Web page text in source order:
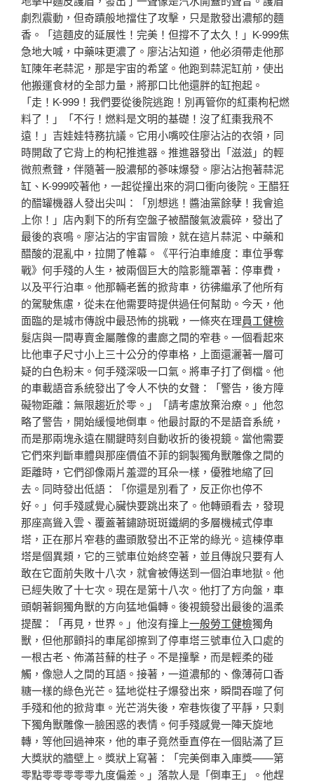
劇烈震動，但奇蹟般地擋住了攻擊，只是散發出濃郁的麵
香。「這麵皮的延展性！完美！但撐不了太久！」K-999焦
急地大喊，中藥味更濃了。廖沾沾知道，他必須帶走他那
缸陳年老蒜泥，那是宇宙的希望。他跑到蒜泥缸前，使出
他搬運食材的全部力量，將那口比他還胖的缸抱起。
「走！K-999！我們要從後院逃跑！別再管你的紅棗枸杞燃
料了！」「不行！燃料是文明的基礎！沒了紅棗我飛不
遠！」吉娃娃特務抗議。它用小嘴咬住廖沾沾的衣領，同
時開啟了它背上的枸杞推進器。推進器發出「滋滋」的輕
微煎煮聲，伴隨著一股濃郁的蔘味爆發。廖沾沾抱著蒜泥
缸、K-999咬著他，一起從撞出來的洞口衝向後院。王醋狂
的醋罐機器人發出尖叫：「別想逃！醬油黨餘孽！我會追
上你！」店內剩下的所有空盤子被醋酸氣波震碎，發出了
最後的哀鳴。廖沾沾的宇宙冒險，就在這片蒜泥、中藥和
醋酸的混亂中，拉開了帷幕。《平行泊車維度：車位爭奪
戰》何手殘的人生，被兩個巨大的陰影籠罩著：停車費，
以及平行泊車。他那輛老舊的掀背車，彷彿繼承了他所有
的駕駛焦慮，從未在他需要時提供過任何幫助。今天，他
面臨的是城市傳說中最恐怖的挑戰，一條夾在理員工健檢
髮店與一間專賣金屬雕像的畫廊之間的窄巷。一個看起來
比他車子尺寸小上三十公分的停車格，上面還灑著一層可
疑的白色粉末。何手殘深吸一口氣。將車子打了倒檔。他
的車載語音系統發出了令人不快的女聲：「警告，後方障
礙物距離：無限趨近於零。」「請考慮放棄治療。」他忽
略了警告，開始緩慢地倒車。他最討厭的不是語音系統，
而是那兩塊永遠在關鍵時刻自動收折的後視鏡。當他需要
它們來判斷車體與那座價值不菲的銅製獨角獸雕像之間的
距離時，它們卻像兩片羞澀的耳朵一樣，優雅地縮了回
去。同時發出低語：「你還是別看了，反正你也停不
好。」何手殘感覺心臟快要跳出來了。他轉頭看去，發現
那座高聳入雲、覆蓋著鏽跡斑斑鐵網的多層機械式停車
塔，正在那片窄巷的盡頭散發出不正常的綠光。這棟停車
塔是個異類，它的三號車位始終空著，並且傳說只要有人
敢在它面前失敗十八次，就會被傳送到一個泊車地獄。他
已經失敗了十七次。現在是第十八次。他打了方向盤，車
頭朝著銅獨角獸的方向猛地偏轉。後視鏡發出最後的溫柔
提醒：「再見，世界。」他沒有撞上一般勞工健檢獨角
獸，但他那顫抖的車尾卻擦到了停車塔三號車位入口處的
一根古老、佈滿苔蘚的柱子。不是撞擊，而是輕柔的碰
觸，像戀人之間的耳語。接著，一道濃郁的、像薄荷口香
糖一樣的綠色光芒。猛地從柱子爆發出來，瞬間吞噬了何
手殘和他的掀背車。光芒消失後，窄巷恢復了平靜，只剩
下獨角獸雕像一臉困惑的表情。何手殘感覺一陣天旋地
轉，等他回過神來，他的車子竟然垂直停在一個貼滿了巨
大獎狀的牆壁上。獎狀上寫著：「完美倒車入庫獎——第
零點零零零零零九度偏差。」落款人是「倒車王」。他趕